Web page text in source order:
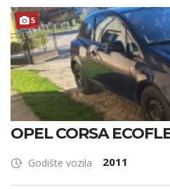
5
OPEL CORSA
Godište vozila 2011